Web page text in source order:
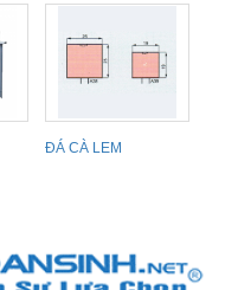
ĐÁ CÀ LEM